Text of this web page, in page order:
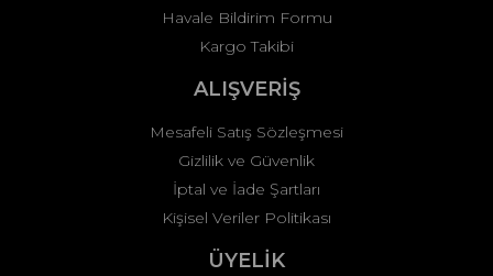
Gönder
Havale Bildirim Formu
Kargo Takibi
ALIŞVERİŞ
Mesafeli Satış Sözleşmesi
Gizlilik ve Güvenlik
İptal ve İade Şartları
Kişisel Veriler Politikası
ÜYELİK